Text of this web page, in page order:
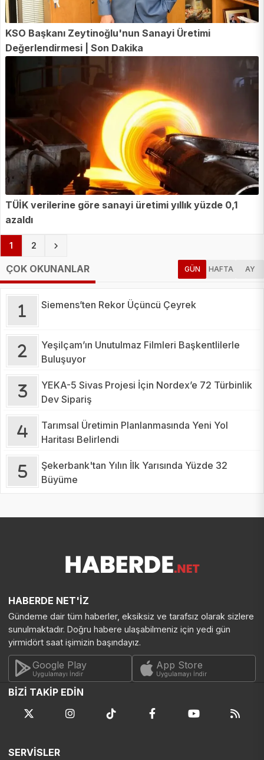
KSO Başkanı Zeytinoğlu'nun Sanayi Üretimi
Değerlendirmesi | Son Dakika
TÜİK verilerine göre sanayi üretimi yıllık yüzde 0,1
azaldı
1 (current)
2
ÇOK OKUNANLAR GÜN HAFTA AY
Siemens’ten Rekor Üçüncü Çeyrek
Yeşilçam’ın Unutulmaz Filmleri Başkentlilerle
Buluşuyor
YEKA-5 Sivas Projesi İçin Nordex’e 72 Türbinlik
Dev Sipariş
Tarımsal Üretimin Planlanmasında Yeni Yol
Haritası Belirlendi
Şekerbank'tan Yılın İlk Yarısında Yüzde 32
Büyüme
HABERDE NET'İZ
Gündeme dair tüm haberler, eksiksiz ve tarafsız olarak sizlere
sunulmaktadır. Doğru habere ulaşabilmeniz için yedi gün
yirmidört saat işimizin başındayız.
Google Play
Uygulamayı İndir
App Store
Uygulamayı İndir
BİZİ TAKİP EDİN
SERVİSLER